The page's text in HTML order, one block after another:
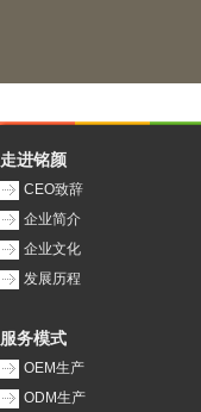
走进铭颜
CEO致辞
企业简介
企业文化
发展历程
服务模式
OEM生产
ODM生产